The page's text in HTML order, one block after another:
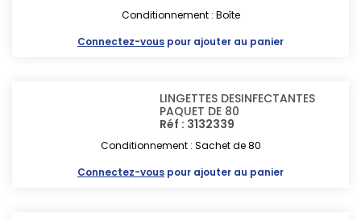
Conditionnement : Boîte
Connectez-vous pour ajouter au panier
LINGETTES DESINFECTANTES
PAQUET DE 80
Réf : 3132339
Conditionnement : Sachet de 80
Connectez-vous pour ajouter au panier